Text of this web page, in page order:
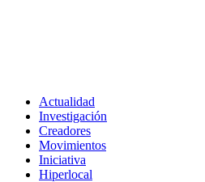
Actualidad
Investigación
Creadores
Movimientos
Iniciativa
Hiperlocal